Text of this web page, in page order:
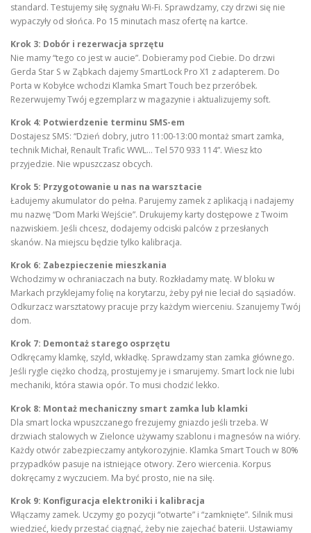
standard. Testujemy siłę sygnału Wi-Fi. Sprawdzamy, czy drzwi się nie
wypaczyły od słońca. Po 15 minutach masz ofertę na kartce.
Krok 3: Dobór i rezerwacja sprzętu
Nie mamy “tego co jest w aucie”. Dobieramy pod Ciebie. Do drzwi
Gerda Star S w Ząbkach dajemy SmartLock Pro X1 z adapterem. Do
Porta w Kobyłce wchodzi Klamka Smart Touch bez przeróbek.
Rezerwujemy Twój egzemplarz w magazynie i aktualizujemy soft.
Krok 4: Potwierdzenie terminu SMS-em
Dostajesz SMS: “Dzień dobry, jutro 11:00-13:00 montaż smart zamka,
technik Michał, Renault Trafic WWL… Tel 570 933 114”. Wiesz kto
przyjedzie. Nie wpuszczasz obcych.
Krok 5: Przygotowanie u nas na warsztacie
Ładujemy akumulator do pełna. Parujemy zamek z aplikacją i nadajemy
mu nazwę “Dom Marki Wejście”. Drukujemy karty dostępowe z Twoim
nazwiskiem. Jeśli chcesz, dodajemy odciski palców z przesłanych
skanów. Na miejscu będzie tylko kalibracja.
Krok 6: Zabezpieczenie mieszkania
Wchodzimy w ochraniaczach na buty. Rozkładamy matę. W bloku w
Markach przyklejamy folię na korytarzu, żeby pył nie leciał do sąsiadów.
Odkurzacz warsztatowy pracuje przy każdym wierceniu. Szanujemy Twój
dom.
Krok 7: Demontaż starego osprzętu
Odkręcamy klamkę, szyld, wkładkę. Sprawdzamy stan zamka głównego.
Jeśli rygle ciężko chodzą, prostujemy je i smarujemy. Smart lock nie lubi
mechaniki, która stawia opór. To musi chodzić lekko.
Krok 8: Montaż mechaniczny smart zamka lub klamki
Dla smart locka wpuszczanego frezujemy gniazdo jeśli trzeba. W
drzwiach stalowych w Zielonce używamy szablonu i magnesów na wióry.
Każdy otwór zabezpieczamy antykorozyjnie. Klamka Smart Touch w 80%
przypadków pasuje na istniejące otwory. Zero wiercenia. Korpus
dokręcamy z wyczuciem. Ma być prosto, nie na siłę.
Krok 9: Konfiguracja elektroniki i kalibracja
Włączamy zamek. Uczymy go pozycji “otwarte” i “zamknięte”. Silnik musi
wiedzieć, kiedy przestać ciągnąć, żeby nie zajechać baterii. Ustawiamy